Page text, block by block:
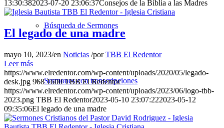
Búsqueda de Sermones
Sermones con transcripciones
13:30:382023-07-20 23:06:37Consejos de la Biblia a las Madres
El legado de una madre
mayo 10, 2023/en Noticias /porTBB El Redentor
Leer más
https://www.elredentor.com/wp-content/uploads/2020/05/legado-
desk.jpg 968 1600 TBB El Redentor
https://www.elredentor.com/wp-content/uploads/2023/06/logo-tbb-
2023.png TBB El Redentor2023-05-10 23:07:222023-05-12
09:35:06El legado de una madre